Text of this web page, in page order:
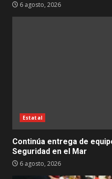
6 agosto, 2026
Estatal
Continúa entrega de
Seguridad en el Mar
6 agosto, 2026